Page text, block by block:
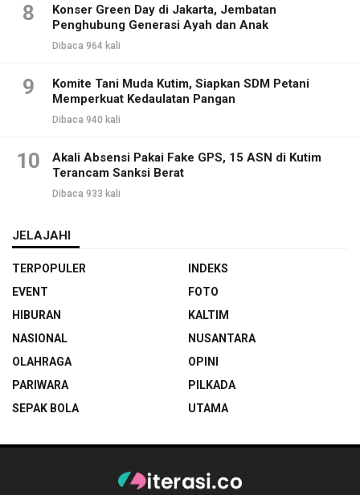
8
Konser Green Day di Jakarta, Jembatan
Penghubung Generasi Ayah dan Anak
Dibaca 964 kali
9
Komite Tani Muda Kutim, Siapkan SDM Petani
Memperkuat Kedaulatan Pangan
Dibaca 940 kali
10
Akali Absensi Pakai Fake GPS, 15 ASN di Kutim
Terancam Sanksi Berat
Dibaca 933 kali
JELAJAHI
TERPOPULER
INDEKS
EVENT
FOTO
HIBURAN
KALTIM
NASIONAL
NUSANTARA
OLAHRAGA
OPINI
PARIWARA
PILKADA
SEPAK BOLA
UTAMA